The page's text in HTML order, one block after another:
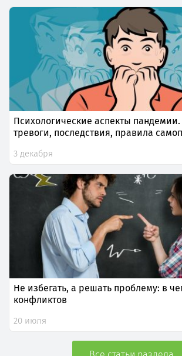
Психологические аспекты
тревоги, последствия, правила
3 декабря
Не избегать, а решать проблему: в
конфликтов
20 июля